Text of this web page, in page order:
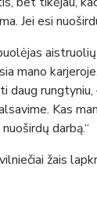
Jei esi
mano
daug
Kas
darbą.“
žais